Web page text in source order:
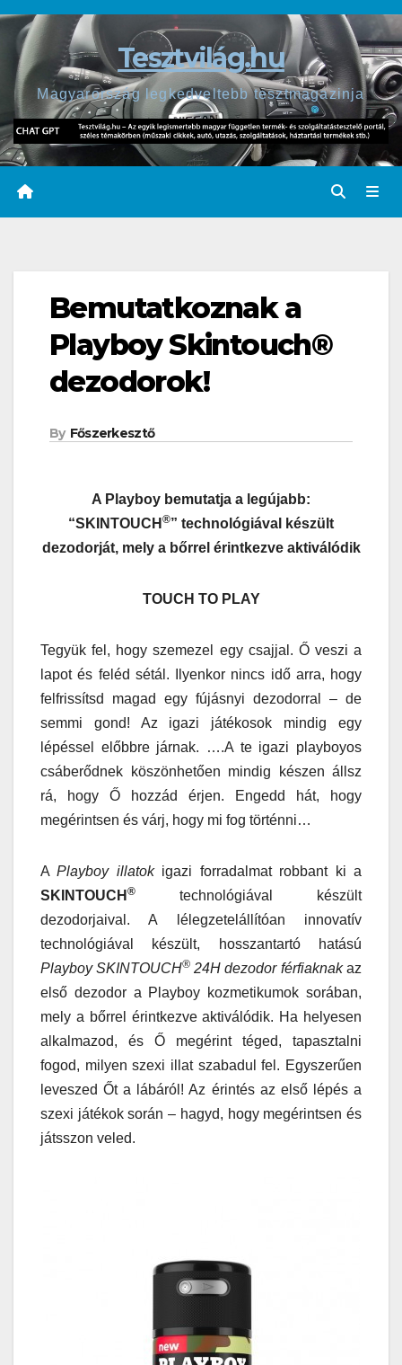
Skip
content
Tesztvilág.hu
Magyarország legkedveltebb tesztmagazinja
Bemutatkoznak a
Playboy Skintouch®
dezodorok!
By Főszerkesztő
A Playboy bemutatja a legújabb:
“SKINTOUCH ®” technológiával készült
dezodorját, mely a bőrrel érintkezve aktiválódik
TOUCH TO PLAY
Tegyük fel, hogy szemezel egy csajjal. Ő veszi a
lapot és feléd sétál. Ilyenkor nincs idő arra, hogy
felfrissítsd magad egy fújásnyi dezodorral – de
semmi gond! Az igazi játékosok mindig egy
lépéssel előbbre járnak. ….A te igazi playboyos
csáberődnek köszönhetően mindig készen állsz
rá, hogy Ő hozzád érjen. Engedd hát, hogy
megérintsen és várj, hogy mi fog történni…
APlayboy illatokigazi forradalmat robbant ki a
SKINTOUCH ® technológiával készült
dezodorjaival. A lélegzetelállítóan innovatív
technológiával készült, hosszantartó hatású
Playboy SKINTOUCH® 24H dezodor férfiaknakaz
első dezodor a Playboy kozmetikumok sorában,
mely a bőrrel érintkezve aktiválódik. Ha helyesen
alkalmazod, és Ő megérint téged, tapasztalni
fogod, milyen szexi illat szabadul fel. Egyszerűen
leveszed Őt a lábáról! Az érintés az első lépés a
szexi játékok során – hagyd, hogy megérintsen és
játsszon veled.